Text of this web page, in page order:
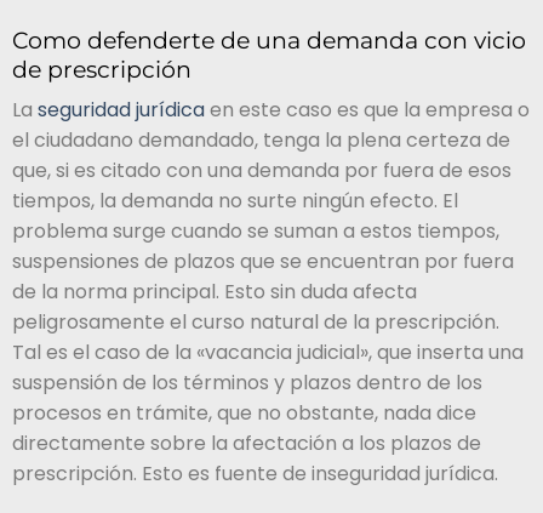
Como defenderte de una demanda con vicio
de prescripción
La seguridad jurídicaen este caso es que la empresa o
el ciudadano demandado, tenga la plena certeza de
que, si es citado con una demanda por fuera de esos
tiempos, la demanda no surte ningún efecto. El
problema surge cuando se suman a estos tiempos,
suspensiones de plazos que se encuentran por fuera
de la norma principal. Esto sin duda afecta
peligrosamente el curso natural de la prescripción.
Tal es el caso de la «vacancia judicial», que inserta una
suspensión de los términos y plazos dentro de los
procesos en trámite, que no obstante, nada dice
directamente sobre la afectación a los plazos de
prescripción. Esto es fuente de inseguridad jurídica.